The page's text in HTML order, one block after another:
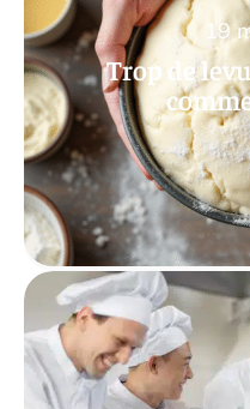
Trop de
19